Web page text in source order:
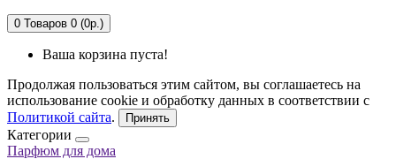
0 Товаров 0 (0р.)
Ваша корзина пуста!
Продолжая пользоваться этим сайтом, вы соглашаетесь на
использование cookie и обработку данных в соответствии с
Политикой сайта. Принять
Категории
Парфюм для дома